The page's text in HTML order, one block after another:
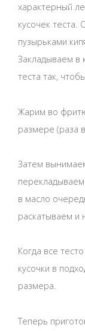
характерный
кусочек
пузырьками
Закладываем в
теста так,
Жарим во
размере (раза
Затем
в масло
раскатываем и
Когда все
кусочки в
размера.
Теперь